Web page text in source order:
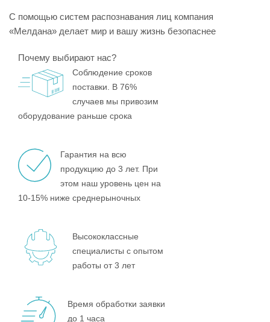
С помощью систем распознавания лиц компания
«Мелдана» делает мир и вашу жизнь безопаснее
Почему выбирают нас?
Соблюдение сроков
поставки. В 76%
случаев мы привозим
оборудование раньше срока
Гарантия на всю
продукцию до 3 лет. При
этом наш уровень цен на
10-15% ниже среднерыночных
Высококлассные
специалисты с опытом
работы от 3 лет
Время обработки заявки
до 1 часа